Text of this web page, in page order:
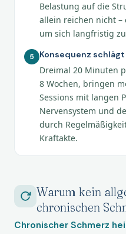
Belastung auf die
allein reichen nicht
um sich langfristig
5 Konsequenz
Dreimal 20 Minuten
8 Wochen, bringen
Sessions mit langen
Nervensystem und
durch
Kraftakte.
Warum kein
chronischen
Chronischer Schmerz